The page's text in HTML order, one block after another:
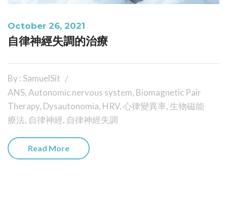
October 26, 2021
自律神經失調的治療
By : SamuelSit
ANS,Autonomic nervous system, Biomagnetic Pair
Therapy, Dysautonomia, HRV,心律變異率, 生物磁能
療法, 自律神經, 自律神經失調
Read More